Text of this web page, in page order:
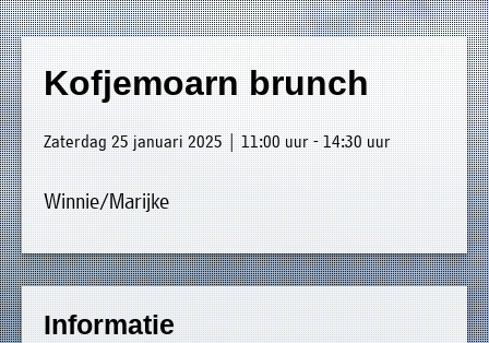
Kofjemoarn brunch
Zaterdag 25 januari 2025 | 11:00 uur - 14:30 uur
Winnie/Marijke
Informatie
»
Home
»
Welkom
»
Nieuws
»
Agenda
»
Verenigingen
Luxwoude.net
website@luxwoude.net
Plaatselijk
belang
Op
dit
moment
bestaat
het
bestuur
uit